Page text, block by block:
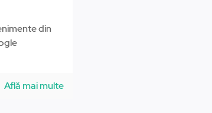
din
Află mai multe